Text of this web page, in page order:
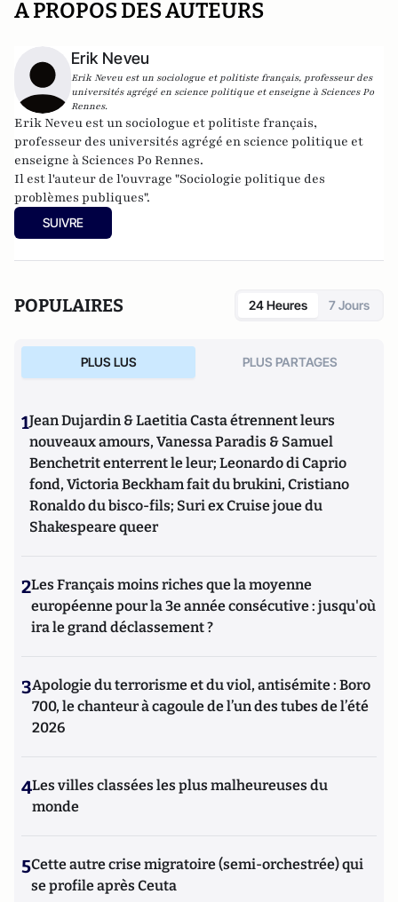
A PROPOS DES AUTEURS
Erik Neveu
Erik Neveu est un sociologue et politiste français, professeur des
universités agrégé en science politique et enseigne à Sciences Po
Rennes.
Erik Neveu est un sociologue et politiste français,
professeur des universités agrégé en science politique et
enseigne à Sciences Po Rennes.
Il est l'auteur de l'ouvrage "Sociologie politique des
problèmes publiques".
SUIVRE
POPULAIRES 24 Heures 7 Jours
PLUS LUS PLUS PARTAGES
1Jean Dujardin & Laetitia Casta étrennent leurs
nouveaux amours, Vanessa Paradis & Samuel
Benchetrit enterrent le leur; Leonardo di Caprio
fond, Victoria Beckham fait du brukini, Cristiano
Ronaldo du bisco-fils; Suri ex Cruise joue du
Shakespeare queer
2Les Français moins riches que la moyenne
européenne pour la 3e année consécutive : jusqu'où
ira le grand déclassement ?
3Apologie du terrorisme et du viol, antisémite : Boro
700, le chanteur à cagoule de l’un des tubes de l’été
2026
4Les villes classées les plus malheureuses du
monde
5Cette autre crise migratoire (semi-orchestrée) qui
se profile après Ceuta